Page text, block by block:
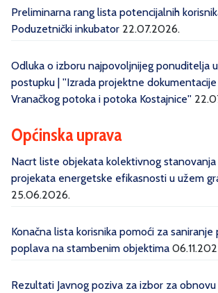
Preliminarna rang lista potencijalnih
Poduzetnički inkubator 22.07.2026.
Odluka o izboru najpovoljnijeg ponuditelja
postupku | ''Izrada projektne
Vranačkog potoka i potoka Kostajnice''
Općinska uprava
Nacrt liste objekata kolektivnog stanovanja
projekata energetske efikasnosti u užem
25.06.2026.
Konačna lista korisnika pomoći za
poplava na stambenim objektima
Rezultati Javnog poziva za izbor za